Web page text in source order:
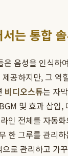
는 통합
음성을 인식하
공하지만, 그 역
비디오스튜는 자
및 효과 삽입,
인 전체를 자동
한 그루를 관리
로 관리하고 가